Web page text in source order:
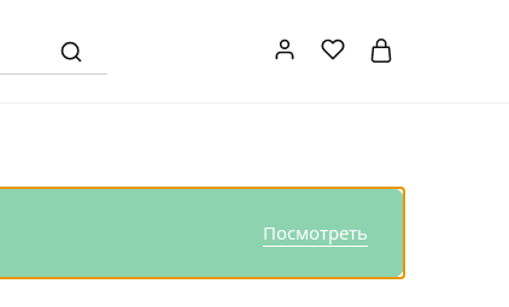
Посмотреть